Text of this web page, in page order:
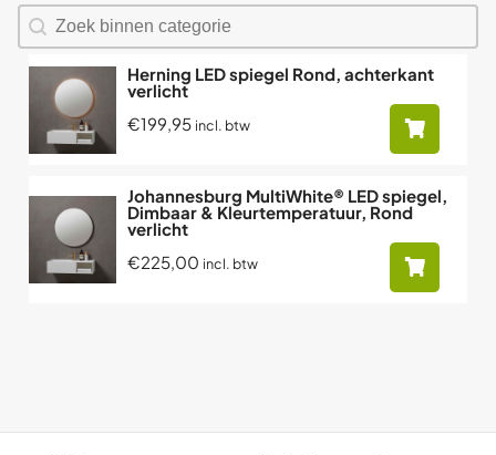
Zoeken naar producten
Search content
Herning LED spiegel Rond, achterkant
verlicht
€199,95 incl. btw
Johannesburg MultiWhite® LED spiegel,
Dimbaar & Kleurtemperatuur, Rond
verlicht
€225,00 incl. btw